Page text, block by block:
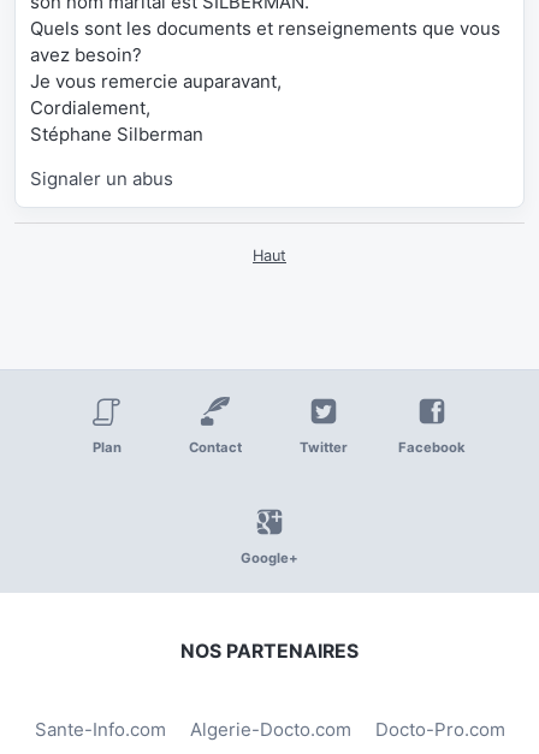
Quels sont les documents et renseignements que vous
avez besoin?
Je vous remercie auparavant,
Cordialement,
Stéphane Silberman
Signaler un abus
Haut
Plan Contact Twitter Facebook
Google+
NOS PARTENAIRES
Sante-Info.com Algerie-Docto.com Docto-Pro.com